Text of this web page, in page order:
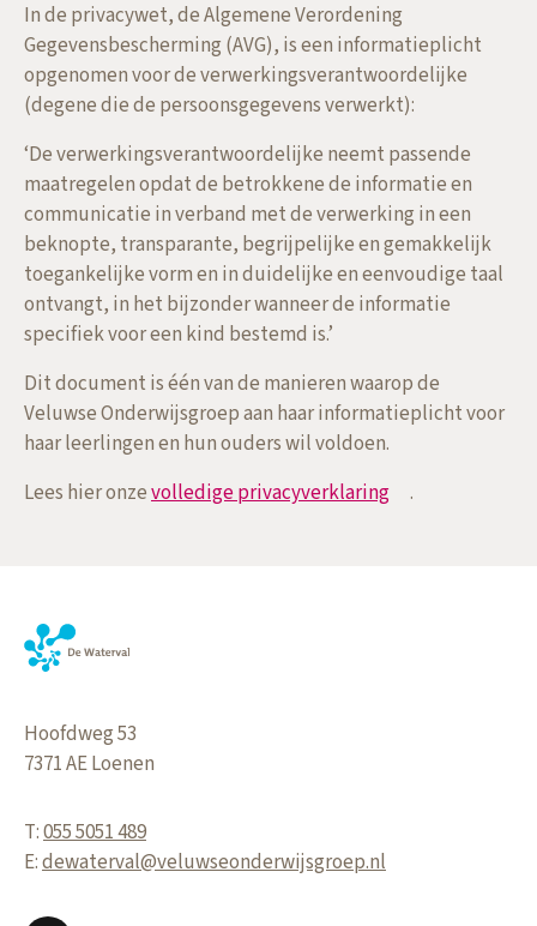
In de privacywet, de Algemene Verordening
Gegevensbescherming (AVG), is een informatieplicht
opgenomen voor de verwerkingsverantwoordelijke
(degene die de persoonsgegevens verwerkt):
‘De verwerkingsverantwoordelijke neemt passende
maatregelen opdat de betrokkene de informatie en
communicatie in verband met de verwerking in een
beknopte, transparante, begrijpelijke en gemakkelijk
toegankelijke vorm en in duidelijke en eenvoudige taal
ontvangt, in het bijzonder wanneer de informatie
specifiek voor een kind bestemd is.’
Dit document is één van de manieren waarop de
Veluwse Onderwijsgroep aan haar informatieplicht voor
haar leerlingen en hun ouders wil voldoen.
Lees hier onzevolledige privacyverklaring .
Hoofdweg 53
7371 AELoenen
T:055 5051 489
E:dewaterval@veluwseonderwijsgroep.nl